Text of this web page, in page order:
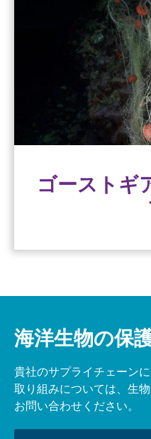
ゴーストギ
ゴースト
水産物のサプライチ
てギアの紛失を防ぐ
アの問題を解決する
で、ゴーストギアの
ること
ゴースト・ギ
海洋生物の保
貴社のサプライチェーン
取り組みについては、生
お問い合わせください。